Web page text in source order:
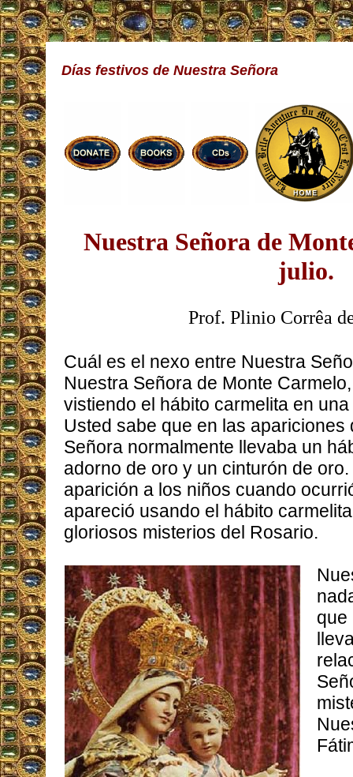
Días festivos de Nuestra Señora
Nuestra Señora de
julio.
Prof. Plinio Corrêa
Cuál es el nexo entre Nuestra
Nuestra Señora de Monte
vistiendo el hábito carmelita en
Usted sabe que en las apariciones
Señora normalmente llevaba un
adorno de oro y un cinturón de
aparición a los niños cuando
apareció usando el hábito
gloriosos misterios del Rosario.
que